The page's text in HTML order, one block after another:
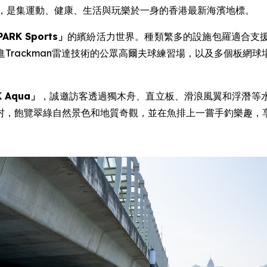
是集運動、健康、生活與玩樂於一身的香港最新海濱地標。
Sports 」 的繽紛活力世界。種類繁多的設施包羅適合支
雷達技術的公眾高爾夫球練習場，以及多個板網
Aqua 」
，誠邀訪客透過獨木舟、直立板、滑浪風翼和浮潛
飽覽翠綠自然景色和地質奇觀，並在魚排上一嘗手釣樂趣